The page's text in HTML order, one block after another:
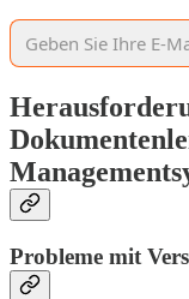
Probleme mit